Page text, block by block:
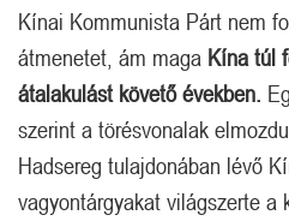
Kínai Kommunista Párt nem
átmenetet, ám maga Kína túl
átalakulást követő években.
szerint a törésvonalak
Hadsereg tulajdonában lévő
vagyontárgyakat világszerte a